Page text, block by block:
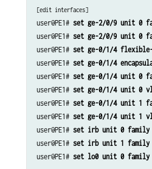
set routing-instances evpna
set routing-instances evpna bridge-
set routing-instances evpna bridge-
set routing-instances evpna
set routing-instances evpna
set routing-instances evpna bridge-
set routing-instances evpna bridge-
set routing-instances evpna
set routing-instances evpna
set routing-instances vrf instance-
set routing-instances vrf interface
[edit interfaces]
user@PE1# set ge-2/0/9 unit 0
user@PE1# set ge-2/0/9 unit 0
user@PE1# set ge-0/1/4
user@PE1# set ge-0/1/4
user@PE1# set ge-0/1/4 unit 0
user@PE1# set ge-0/1/4 unit 0
user@PE1# set ge-0/1/4 unit 1
user@PE1# set ge-0/1/4 unit 1
user@PE1# set irb unit 0 family
user@PE1# set irb unit 1 family
user@PE1# set lo0 unit 0 family